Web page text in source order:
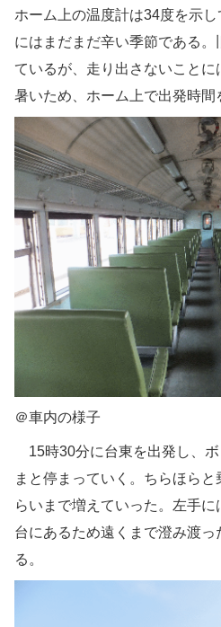
ホーム上の温度計は34度を示
にはまだまだ辛い季節である
ているが、走り出さないこと
暑いため、ホーム上で出発時間
＠車内の様子
15時30分に台東を出発し、
まと停まっていく。ちらほらと
らいまで増えていった。左手
台にあるため遠くまで澄み渡
る。